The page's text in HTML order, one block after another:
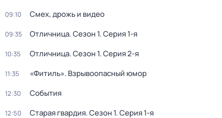
09:10 Смех, дрожь и видео
09:35 Отличница. Сезон 1. Серия 1-я
10:35 Отличница. Сезон 1. Серия 2-я
11:35 «Фитиль». Взрывоопасный юмор
12:30 События
12:50 Старая гвардия. Сезон 1. Серия 1-я